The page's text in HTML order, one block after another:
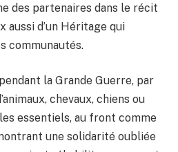
des partenaires dans le récit
aussi d’un Héritage qui
communautés.
la Grande Guerre, par
chevaux, chiens ou
essentiels, au front comme
une solidarité oubliée